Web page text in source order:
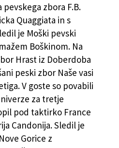
zbora F.B.
Quaggiata in s
je Moški pevski
Boškinom. Na
Hrast iz Doberdoba
peski zbor Naše vasi
V goste so povabili
za tretje
pod taktirko France
Candonija. Sledil je
Gorice z